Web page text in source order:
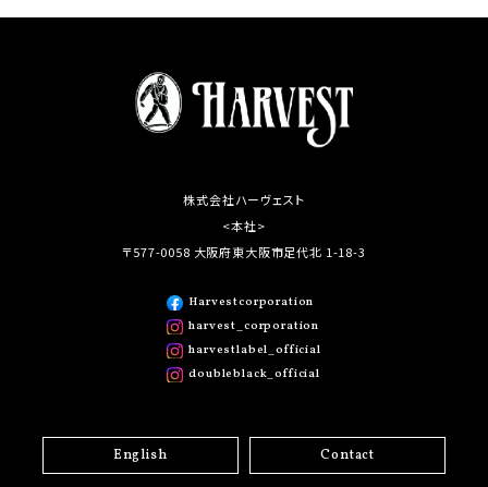
株式会社ハーヴェスト
<本社>
〒577-0058 大阪府東大阪市足代北 1-18-3
Harvestcorporation
harvest_corporation
harvestlabel_official
doubleblack_official
English Contact